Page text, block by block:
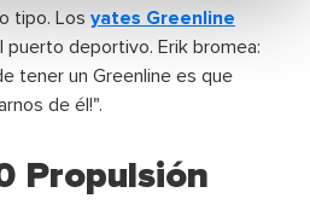
tipo. Los yates Greenline
deportivo. Erik bromea:
tener un Greenline es que
de él!".
Propulsión